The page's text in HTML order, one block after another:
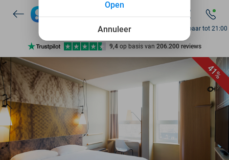
7 dagen per week beschikbaar
10+ miljoen leden
9,4 op basis van 206.200 reviews
7 dagen per week beschikbaar
Bereikbaar tot 21:00
41%
Annuleer
Open